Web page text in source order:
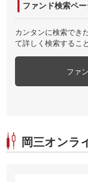
ファンド検索ペ
カンタンに検索でき
て詳しく検索するこ
ファ
岡三オンラ